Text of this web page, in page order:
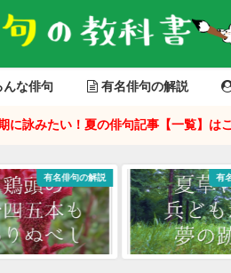
な俳句 有名俳句の解説
に詠みたい！夏の俳句記事【一覧】は
有名俳句の解説